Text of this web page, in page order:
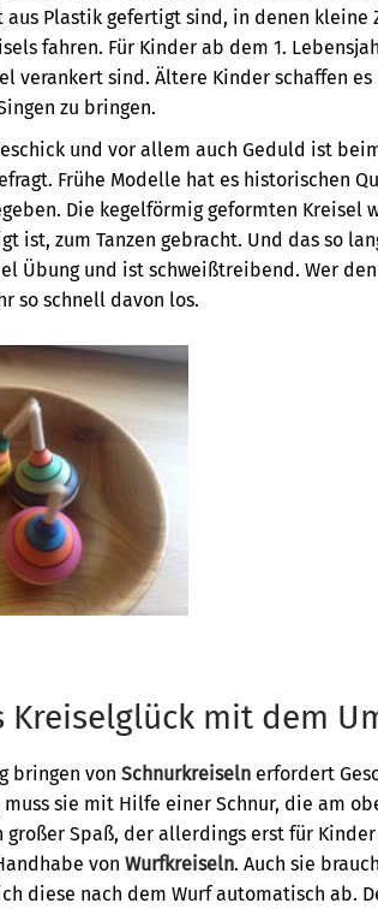
Plastik gefertigt sind, in denen kleine
fahren. Für Kinder ab dem 1.
verankert sind. Ältere Kinder schaffen
zu bringen.
und vor allem auch Geduld ist
Frühe Modelle hat es historischen
Die kegelförmig geformten Kreisel
ist, zum Tanzen gebracht. Und das so
Übung und ist schweißtreibend. Wer
so schnell davon los.
Kreiselglück mit dem
bringen von Schnurkreiseln erfordert
sie mit Hilfe einer Schnur, die am
großer Spaß, der allerdings erst für
von Wurfkreiseln. Auch sie
diese nach dem Wurf automatisch ab.